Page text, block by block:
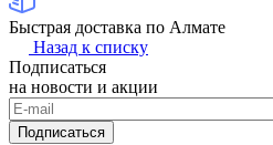
Быстрая доставка по Алмате
Назад к списку
Подписаться
на новости и акции
Подписаться